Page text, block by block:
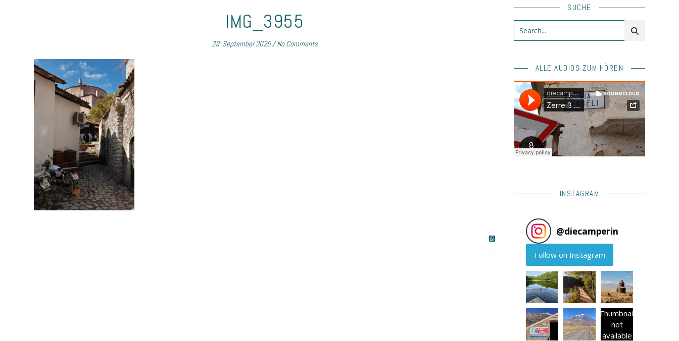
IMG_3955
29. September 2025/ No Comments
SUCHE
ALLE AUDIOS ZUM HÖREN
INSTAGRAM
@diecamperin
Follow on Instagram
Thumbnail
not
available